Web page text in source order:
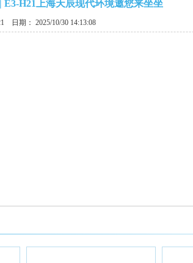
H21上海天辰现代环境邀您来坐坐
日期： 2025/10/30 14:13:08